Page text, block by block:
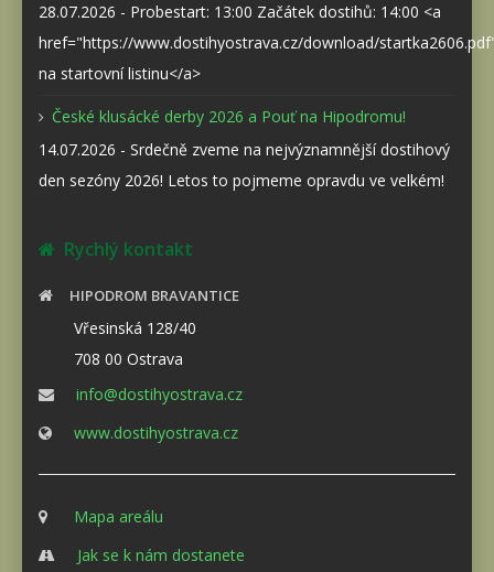
28.07.2026 - Probestart: 13:00 Začátek dostihů: 14:00 <a
href="https://www.dostihyostrava.cz/download/
na startovní listinu</a>
České klusácké derby 2026 a Pouť na Hipodromu!
14.07.2026 - Srdečně zveme na nejvýznamnější dostihový
den sezóny 2026! Letos to pojmeme opravdu ve velkém!
Rychlý kontakt
HIPODROM BRAVANTICE
Vřesinská 128/40
708 00 Ostrava
info@dostihyostrava.cz
www.dostihyostrava.cz
Mapa areálu
Jak se k nám dostanete